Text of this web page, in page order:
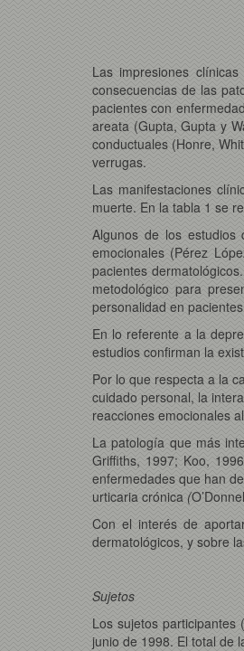
Las impresiones
consecuencias de las
pacientes con
areata (Gupta, Gupta y
conductuales (Honre,
verrugas.
Las manifestaciones
muerte. En la tabla 1 se
Algunos de los estudios
emocionales (Pérez
pacientes
metodológico para
personalidad en
En lo referente a la
estudios confirman la
Por lo que respecta a la
cuidado personal, la
reacciones emocionales
La patología que más
Griffiths, 1997; Koo,
enfermedades que han
urticaria crónica (
Con el interés de
dermatológicos, y sobre
Sujetos
Los sujetos
junio de 1998. El total de